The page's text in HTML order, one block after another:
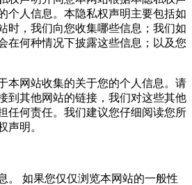
个人信息。本隐私权声明主要包括如
时，我们向您收集哪些信息；我们如
在何种情况下披露这些信息；以及您
网站收集的关于您的个人信息。请
到其他网站的链接，我们对这些其他
任何责任。我们建议您仔细阅读您所
声明。
如果您仅仅浏览本网站的一般性